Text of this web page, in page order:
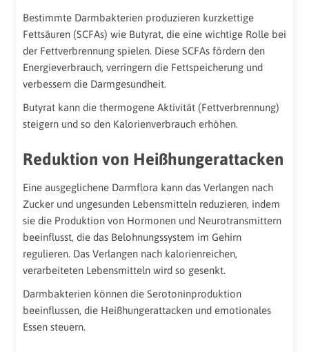
Bestimmte Darmbakterien produzieren kurzkettige
Fettsäuren (SCFAs) wie Butyrat, die eine wichtige Rolle bei
der Fettverbrennung spielen. Diese SCFAs fördern den
Energieverbrauch, verringern die Fettspeicherung und
verbessern die Darmgesundheit.
Butyrat kann die thermogene Aktivität (Fettverbrennung)
steigern und so den Kalorienverbrauch erhöhen.
Reduktion von Heißhungerattacken
Eine ausgeglichene Darmflora kann das Verlangen nach
Zucker und ungesunden Lebensmitteln reduzieren, indem
sie die Produktion von Hormonen und Neurotransmittern
beeinflusst, die das Belohnungssystem im Gehirn
regulieren. Das Verlangen nach kalorienreichen,
verarbeiteten Lebensmitteln wird so gesenkt.
Darmbakterien können die Serotoninproduktion
beeinflussen, die Heißhungerattacken und emotionales
Essen steuern.